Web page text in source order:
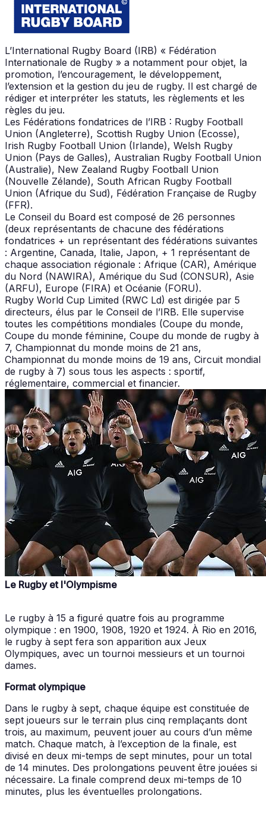
L’International Rugby Board (IRB) « Fédération
Internationale de Rugby » a notamment pour objet, la
promotion, l’encouragement, le développement,
l’extension et la gestion du jeu de rugby. Il est chargé de
rédiger et interpréter les statuts, les règlements et les
règles du jeu.
Les Fédérations fondatrices de l’IRB : Rugby Football
Union (Angleterre), Scottish Rugby Union (Ecosse),
Irish Rugby Football Union (Irlande), Welsh Rugby
Union (Pays de Galles), Australian Rugby Football Union
(Australie), New Zealand Rugby Football Union
(Nouvelle Zélande), South African Rugby Football
Union (Afrique du Sud), Fédération Française de Rugby
(FFR).
Le Conseil du Board est composé de 26 personnes
(deux représentants de chacune des fédérations
fondatrices + un représentant des fédérations suivantes
: Argentine, Canada, Italie, Japon, + 1 représentant de
chaque association régionale : Afrique (CAR), Amérique
du Nord (NAWIRA), Amérique du Sud (CONSUR), Asie
(ARFU), Europe (FIRA) et Océanie (FORU).
Rugby World Cup Limited (RWC Ld) est dirigée par 5
directeurs, élus par le Conseil de l’IRB. Elle supervise
toutes les compétitions mondiales (Coupe du monde,
Coupe du monde féminine, Coupe du monde de rugby à
7, Championnat du monde moins de 21 ans,
Championnat du monde moins de 19 ans, Circuit mondial
de rugby à 7) sous tous les aspects : sportif,
réglementaire, commercial et financier.
Le Rugby et l'Olympisme
Le rugby à 15 a figuré quatre fois au programme
olympique : en 1900, 1908, 1920 et 1924. À Rio en 2016,
le rugby à sept fera son apparition aux Jeux
Olympiques, avec un tournoi messieurs et un tournoi
dames.
Format olympique
Dans le rugby à sept, chaque équipe est constituée de
sept joueurs sur le terrain plus cinq remplaçants dont
trois, au maximum, peuvent jouer au cours d’un même
match. Chaque match, à l’exception de la finale, est
divisé en deux mi-temps de sept minutes, pour un total
de 14 minutes. Des prolongations peuvent être jouées si
nécessaire. La finale comprend deux mi-temps de 10
minutes, plus les éventuelles prolongations.